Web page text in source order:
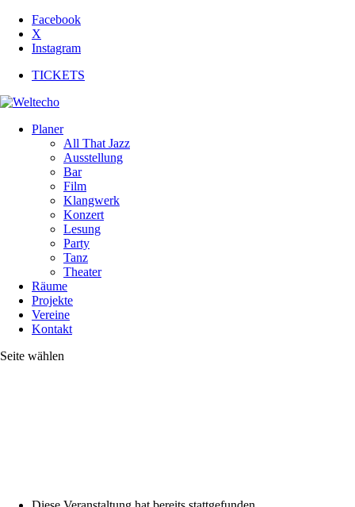
Facebook
X
Instagram
TICKETS
Planer
All That Jazz
Ausstellung
Bar
Film
Klangwerk
Konzert
Lesung
Party
Tanz
Theater
Räume
Projekte
Vereine
Kontakt
Seite wählen